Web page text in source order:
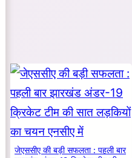
जेएससीए की बड़ी सफलता : पहली बार